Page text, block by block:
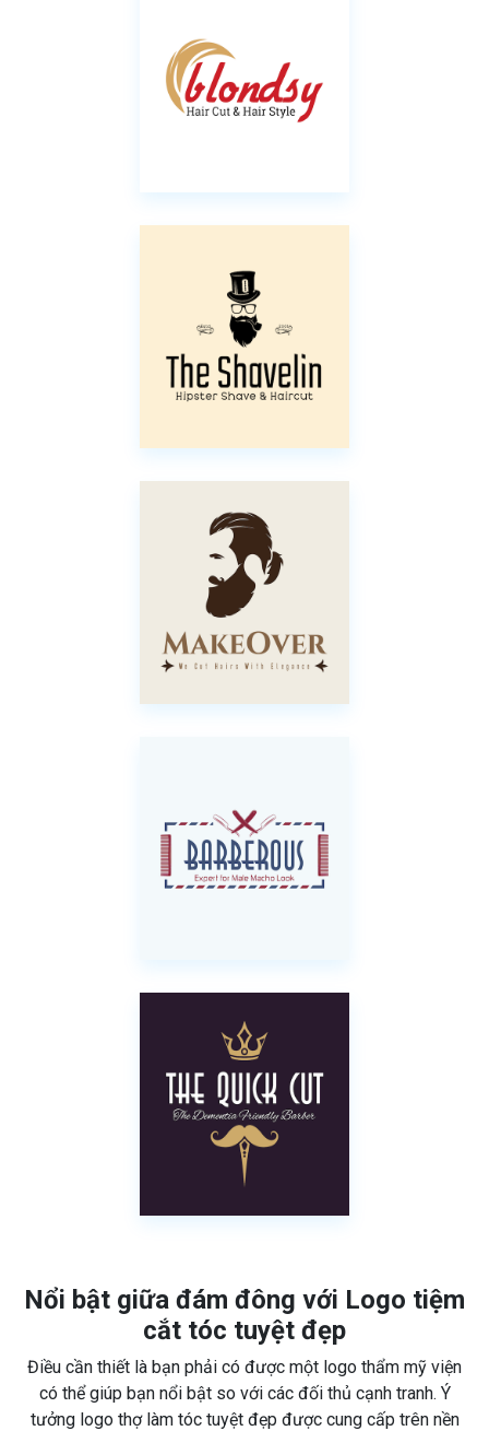
Nổi bật giữa đám đông với Logo tiệm
cắt tóc tuyệt đẹp
Điều cần thiết là bạn phải có được một logo thẩm mỹ viện
có thể giúp bạn nổi bật so với các đối thủ cạnh tranh. Ý
tưởng logo thợ làm tóc tuyệt đẹp được cung cấp trên nền